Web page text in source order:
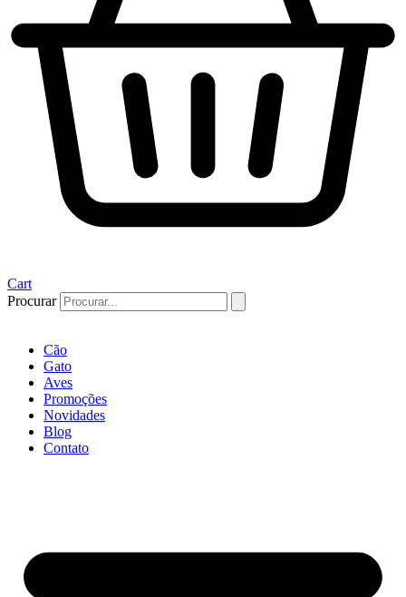
Cart
Procurar
Cão
Gato
Aves
Promoções
Novidades
Blog
Contato